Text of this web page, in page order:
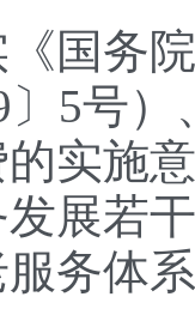
务院
〕5号
实施
展若
务体